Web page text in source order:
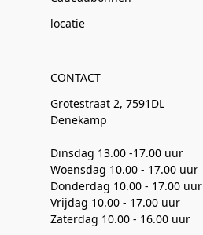
locatie
CONTACT
Grotestraat 2, 7591DL
Denekamp
Dinsdag 13.00 -17.00 uur
Woensdag 10.00 - 17.00 uur
Donderdag 10.00 - 17.00 uur
Vrijdag 10.00 - 17.00 uur
Zaterdag 10.00 - 16.00 uur